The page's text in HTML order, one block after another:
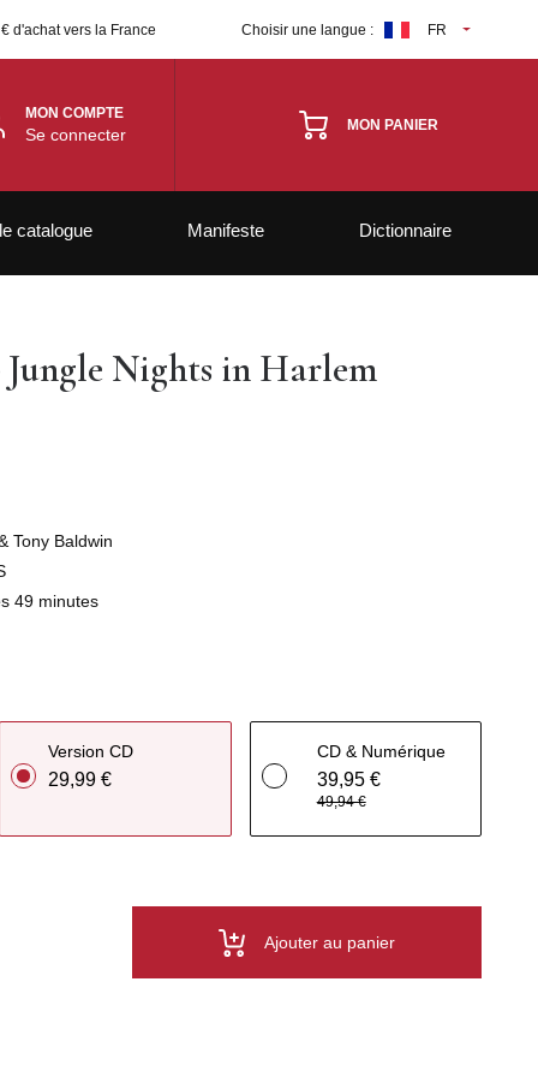
d'achat vers la France Choisir une langue : FR
MON COMPTE
Se connecter MON PANIER
catalogue Manifeste Dictionnaire
Nights in Harlem
Tony Baldwin
49 minutes
Version CD
29,99 €
CD & Numérique
39,95 €
49,94 €
Ajouter au panier